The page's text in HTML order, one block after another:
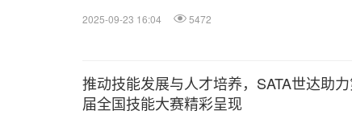
2025-09-23 16:04 5472
推动技能发展与人才培养，SATA世达助
届全国技能大赛精彩呈现